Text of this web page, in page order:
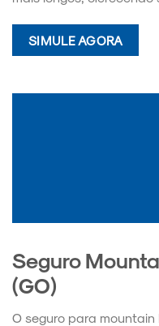
SIMULE AGORA
Seguro
(GO)
O seguro para